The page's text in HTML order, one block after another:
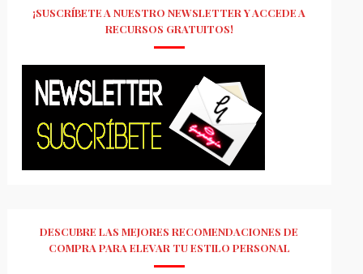
¡SUSCRÍBETE A NUESTRO NEWSLETTER Y ACCEDE A
RECURSOS GRATUITOS!
DESCUBRE LAS MEJORES RECOMENDACIONES DE
COMPRA PARA ELEVAR TU ESTILO PERSONAL